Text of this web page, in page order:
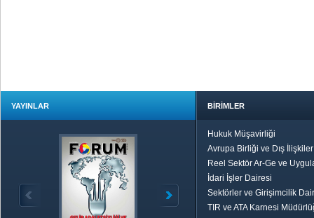
YAYINLAR BİRİMLER
Hukuk Müşavirliği
Avrupa Birliği ve Dış
Reel Sektör Ar-Ge ve
İdari İşler Dairesi
Sektörler ve Girişimcilik
TIR ve ATA Karnesi